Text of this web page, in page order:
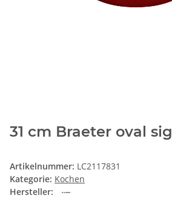
31 cm Braeter oval sig
Artikelnummer: LC2117831
Kategorie: Kochen
Hersteller: